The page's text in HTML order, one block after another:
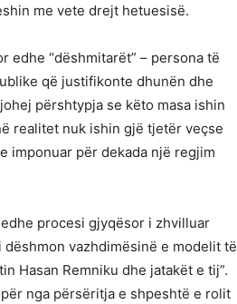
me vete drejt hetuesisë.
edhe “dëshmitarët” – persona të
që justifikonte dhunën dhe
përshtypja se këto masa ishin
realitet nuk ishin gjë tjetër veçse
imponuar për dekada një regjim
procesi gjyqësor i zhvilluar
vazhdimësinë e modelit të
Hasan Remniku dhe jatakët e tij”.
nga përsëritja e shpeshtë e rolit